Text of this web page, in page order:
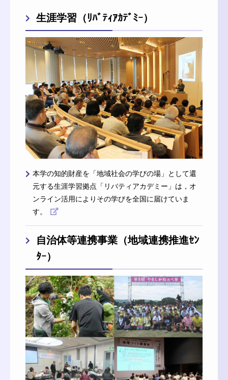
生涯学習（ﾘﾊﾞﾃｨｱｶﾃﾞﾐｰ）
本学の知的財産を「地域社会の学びの場」として還
元する生涯学習拠点「リバティアカデミー」は，オ
ンライン活用によりその学びを全国に届けていま
す。
自治体等連携事業（地域連携推進ｾﾝ
ﾀｰ）